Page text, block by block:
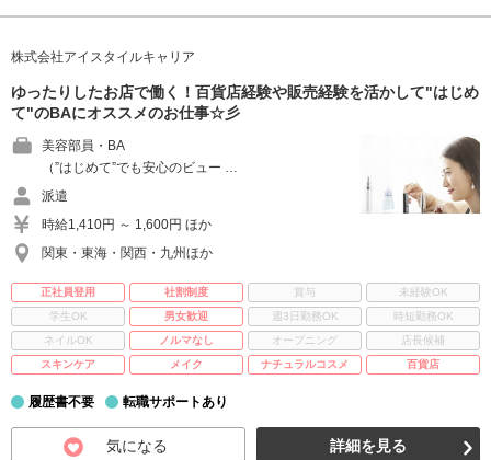
株式会社アイスタイルキャリア
ゆったりしたお店で働く！百貨店経験や販売経験を活かして"はじめ
て"のBAにオススメのお仕事☆彡
美容部員・BA
（”はじめて”でも安心のビュー …
派遣
時給1,410円 ～ 1,600円 ほか
関東・東海・関西・九州ほか
正社員登用 社割制度 賞与
未経験OK
学生OK
男女歓迎 週3日勤務OK
時短勤務OK
ネイルOK
ノルマなし オープニング
店長候補
スキンケア
メイク ナチュラルコスメ 百貨店
履歴書不要 転職サポートあり
気になる 詳細を見る